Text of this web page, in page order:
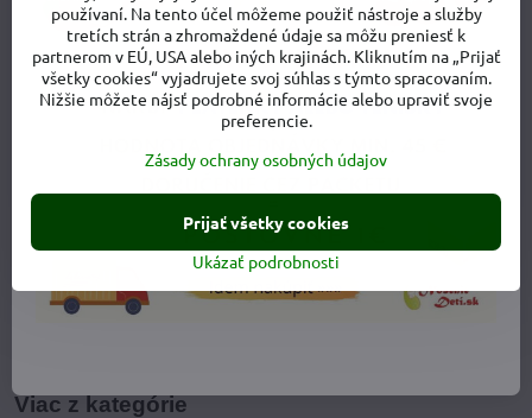
Videá Youtube sú blokované Voľbami
súkromia
Povoliť tentokrát
Povoliť a zapamätať - súhlas s druhom cookie:
Funkčné
Viac z kategórie
používaní. Na tento účel môžeme použiť nástroje a služby
tretích strán a zhromaždené údaje sa môžu preniesť k
partnerom v EÚ, USA alebo iných krajinách. Kliknutím na „Prijať
všetky cookies“ vyjadrujete svoj súhlas s týmto spracovaním.
Nižšie môžete nájsť podrobné informácie alebo upraviť svoje
preferencie.
Zásady ochrany osobných údajov
Ukázať podrobnosti
Prijať všetky cookies